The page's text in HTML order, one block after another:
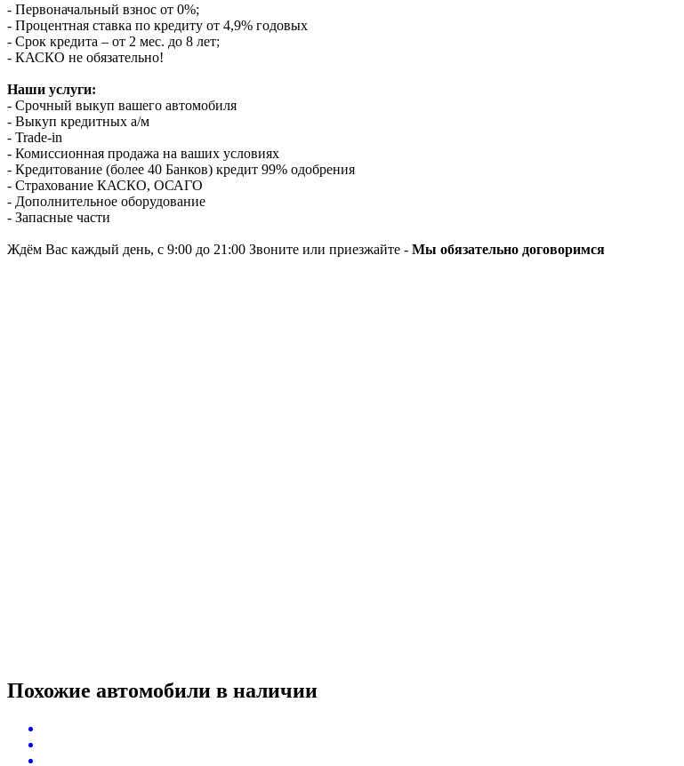
- Первоначальный взнос от 0%;
- Процентная ставка по кредиту от 4,9% годовых
- Срок кредита – от 2 мес. до 8 лет;
- КАСКО не обязательно!
Наши услуги:
- Срочный выкуп вашего автомобиля
- Выкуп кредитных а/м
- Trade-in
- Комиссионная продажа на ваших условиях
- Кредитование (более 40 Банков) кредит 99% одобрения
- Страхование КАСКО, ОСАГО
- Дополнительное оборудование
- Запасные части
Ждём Вас каждый день, с 9:00 до 21:00 Звоните или приезжайте - Мы обязательно договоримся
Похожие автомобили в наличии